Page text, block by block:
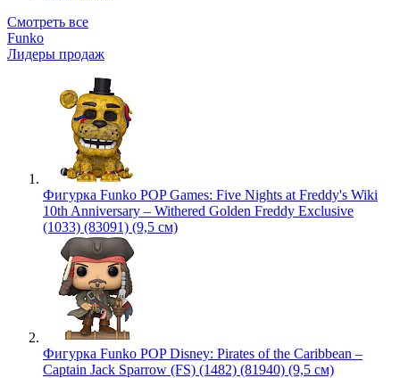
Смотреть все
Funko
Лидеры продаж
Фигурка Funko POP Games: Five Nights at Freddy's Wiki
10th Anniversary – Withered Golden Freddy Exclusive
(1033) (83091) (9,5 см)
Фигурка Funko POP Disney: Pirates of the Caribbean –
Captain Jack Sparrow (FS) (1482) (81940) (9,5 см)